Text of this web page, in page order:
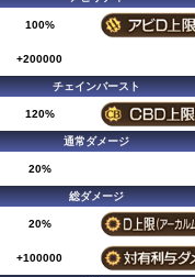
100%
+200000
チェインバースト
120%
通常ダメージ
20%
総ダメージ
20%
+100000